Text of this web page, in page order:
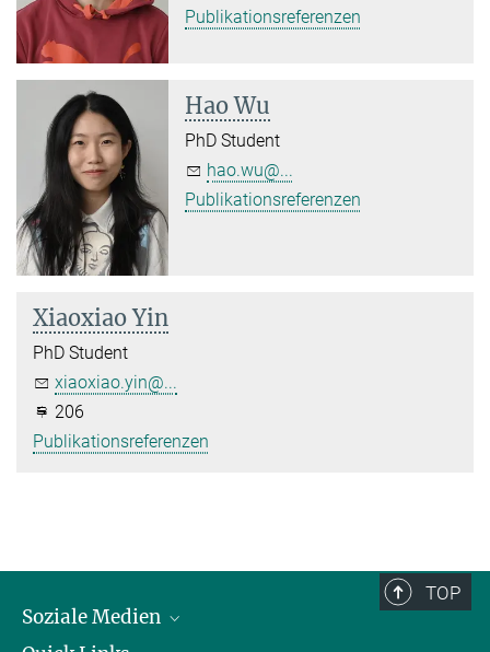
Publikationsreferenzen
Hao Wu
PhD Student
hao.wu@...
Publikationsreferenzen
Xiaoxiao Yin
PhD Student
xiaoxiao.yin@...
206
Publikationsreferenzen
TOP
Soziale Medien